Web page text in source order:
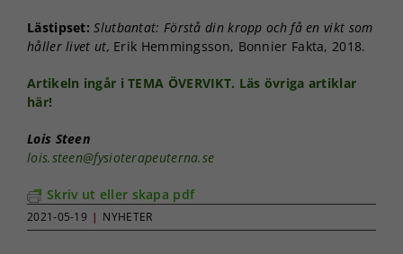
Lästipset: Slutbantat: Förstå din kropp och få en vikt som
håller livet ut, Erik Hemmingsson, Bonnier Fakta, 2018.
Artikeln ingår i TEMA ÖVERVIKT. Läs övriga artiklar
här!
Lois Steen
lois.steen@fysioterapeuterna.se
Skriv ut eller skapa pdf
2021-05-19 | NYHETER
Nödvändiga
Dessa kakor
går inte att
behövs för
För att vi ska